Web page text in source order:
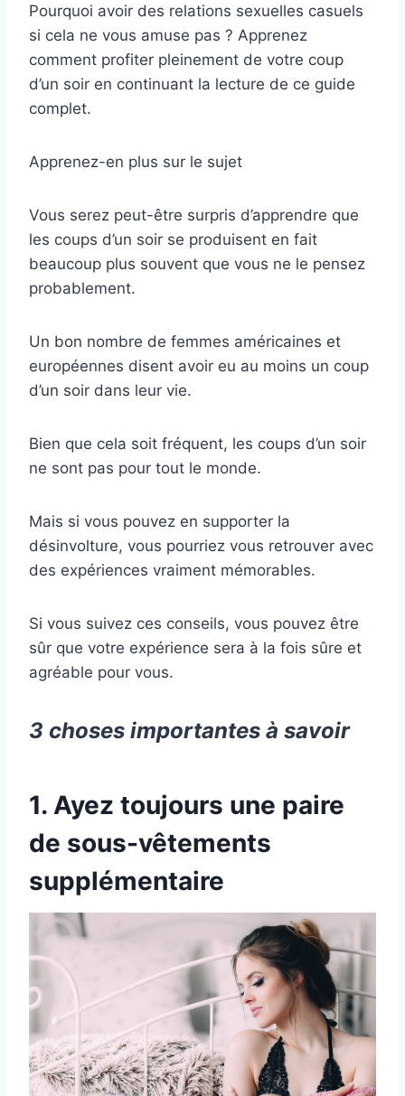
Pourquoi avoir des relations sexuelles casuels
si cela ne vous amuse pas ? Apprenez
comment profiter pleinement de votre coup
d’un soir en continuant la lecture de ce guide
complet.
Apprenez-en plus sur le sujet
Vous serez peut-être surpris d’apprendre que
les coups d’un soir se produisent en fait
beaucoup plus souvent que vous ne le pensez
probablement.
Un bon nombre de femmes américaines et
européennes disent avoir eu au moins un coup
d’un soir dans leur vie.
Bien que cela soit fréquent, les coups d’un soir
ne sont pas pour tout le monde.
Mais si vous pouvez en supporter la
désinvolture, vous pourriez vous retrouver avec
des expériences vraiment mémorables.
Si vous suivez ces conseils, vous pouvez être
sûr que votre expérience sera à la fois sûre et
agréable pour vous.
3 choses importantes à savoir
1. Ayez toujours une paire
de sous-vêtements
supplémentaire